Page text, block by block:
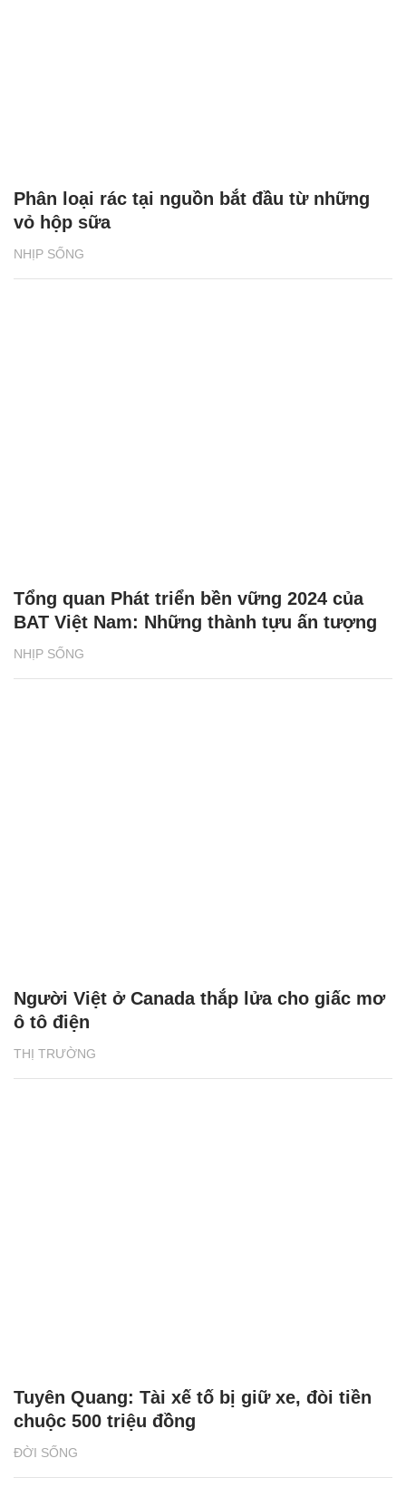
NHỊP SỐNG
Phân loại rác tại nguồn bắt đầu từ những
vỏ hộp sữa
NHỊP SỐNG
Tổng quan Phát triển bền vững 2024 của
BAT Việt Nam: Những thành tựu ấn tượng
THỊ TRƯỜNG
Người Việt ở Canada thắp lửa cho giấc mơ
ô tô điện
ĐỜI SỐNG
Tuyên Quang: Tài xế tố bị giữ xe, đòi tiền
chuộc 500 triệu đồng